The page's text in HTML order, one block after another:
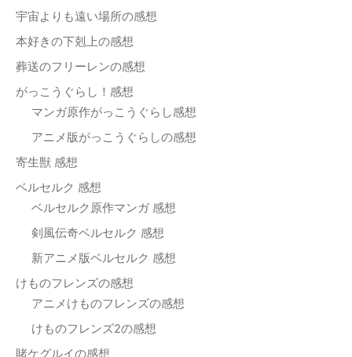
宇宙よりも遠い場所の感想
本好きの下剋上の感想
葬送のフリーレンの感想
がっこうぐらし！感想
マンガ原作がっこうぐらし感想
アニメ版がっこうぐらしの感想
寄生獣 感想
ベルセルク 感想
ベルセルク原作マンガ 感想
剣風伝奇ベルセルク 感想
新アニメ版ベルセルク 感想
けものフレンズの感想
アニメけものフレンズの感想
けものフレンズ2の感想
賭ケグルイの感想